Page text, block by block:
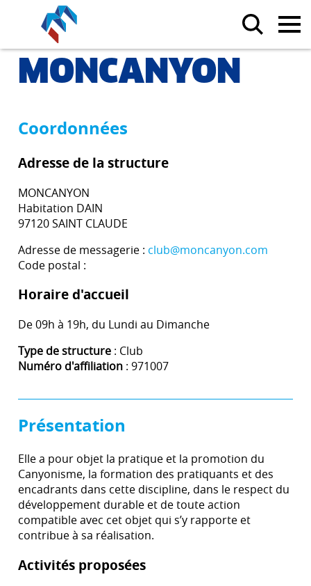
MONCANYON
Coordonnées
Adresse de la structure
MONCANYON
Habitation DAIN
97120 SAINT CLAUDE
Adresse de messagerie : club@moncanyon.com
Code postal :
Horaire d'accueil
De 09h à 19h, du Lundi au Dimanche
Type de structure : Club
Numéro d'affiliation : 971007
Présentation
Elle a pour objet la pratique et la promotion du
Canyonisme, la formation des pratiquants et des
encadrants dans cette discipline, dans le respect du
développement durable et de toute action
compatible avec cet objet qui s’y rapporte et
contribue à sa réalisation.
Activités proposées